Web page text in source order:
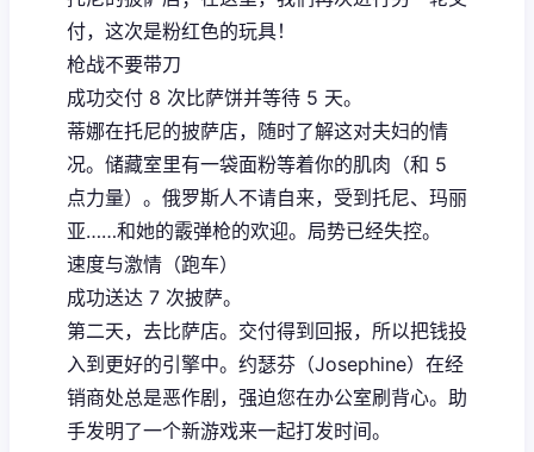
付，这次是粉红色的玩具！
枪战不要带刀
成功交付 8 次比萨饼并等待 5 天。
蒂娜在托尼的披萨店，随时了解这对夫妇的情
况。储藏室里有一袋面粉等着你的肌肉（和 5
点力量）。俄罗斯人不请自来，受到托尼、玛丽
亚……和她的霰弹枪的欢迎。局势已经失控。
速度与激情（跑车）
成功送达 7 次披萨。
第二天，去比萨店。交付得到回报，所以把钱投
入到更好的引擎中。约瑟芬（Josephine）在经
销商处总是恶作剧，强迫您在办公室刷背心。助
手发明了一个新游戏来一起打发时间。